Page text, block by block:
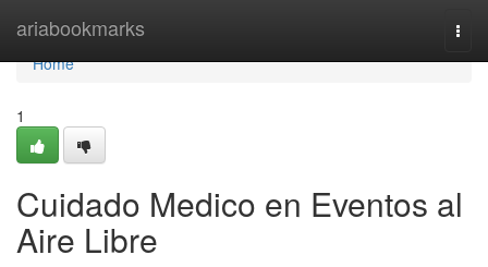
ariabookmarks
Home
Home
1
Cuidado Medico en Eventos al
Aire Libre